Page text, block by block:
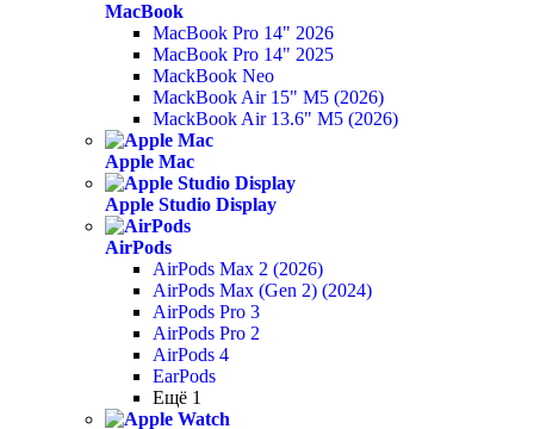
MacBook
MacBook Pro 14" 2026
MacBook Pro 14" 2025
MackBook Neo
MackBook Air 15" M5 (2026)
MackBook Air 13.6" M5 (2026)
Apple Mac
Apple Studio Display
AirPods
AirPods Max 2 (2026)
AirPods Max (Gen 2) (2024)
AirPods Pro 3
AirPods Pro 2
AirPods 4
EarPods
Ещё 1